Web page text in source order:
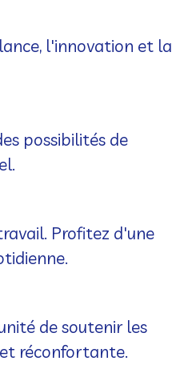
l'innovation et la
possibilités de
Profitez d'une
de soutenir les
réconfortante.